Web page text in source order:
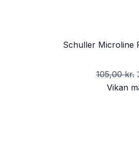
Schuller Microline
105,00kr.